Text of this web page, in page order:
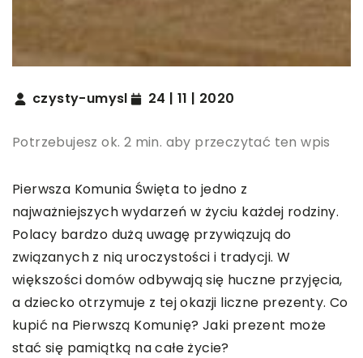
czysty-umysl 24 | 11 | 2020
Potrzebujesz ok. 2 min. aby przeczytać ten wpis
Pierwsza Komunia Święta to jedno z
najważniejszych wydarzeń w życiu każdej rodziny.
Polacy bardzo dużą uwagę przywiązują do
związanych z nią uroczystości i tradycji. W
większości domów odbywają się huczne przyjęcia,
a dziecko otrzymuje z tej okazji liczne prezenty. Co
kupić na Pierwszą Komunię? Jaki prezent może
stać się pamiątką na całe życie?